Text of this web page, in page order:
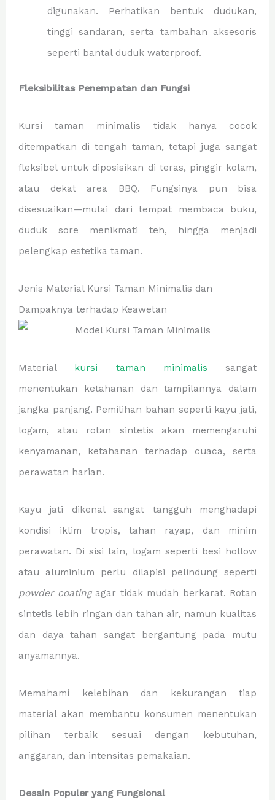
digunakan. Perhatikan bentuk dudukan,
tinggi sandaran, serta tambahan aksesoris
seperti bantal duduk waterproof.
Fleksibilitas Penempatan dan Fungsi
Kursi taman minimalis tidak hanya cocok
ditempatkan di tengah taman, tetapi juga sangat
fleksibel untuk diposisikan di teras, pinggir kolam,
atau dekat area BBQ. Fungsinya pun bisa
disesuaikan—mulai dari tempat membaca buku,
duduk sore menikmati teh, hingga menjadi
pelengkap estetika taman.
Jenis Material Kursi Taman Minimalis dan
Dampaknya terhadap Keawetan
Material kursi taman minimalis sangat
menentukan ketahanan dan tampilannya dalam
jangka panjang. Pemilihan bahan seperti kayu jati,
logam, atau rotan sintetis akan memengaruhi
kenyamanan, ketahanan terhadap cuaca, serta
perawatan harian.
Kayu jati dikenal sangat tangguh menghadapi
kondisi iklim tropis, tahan rayap, dan minim
perawatan. Di sisi lain, logam seperti besi hollow
atau aluminium perlu dilapisi pelindung seperti
powder coatingagar tidak mudah berkarat. Rotan
sintetis lebih ringan dan tahan air, namun kualitas
dan daya tahan sangat bergantung pada mutu
anyamannya.
Memahami kelebihan dan kekurangan tiap
material akan membantu konsumen menentukan
pilihan terbaik sesuai dengan kebutuhan,
anggaran, dan intensitas pemakaian.
Desain Populer yang Fungsional